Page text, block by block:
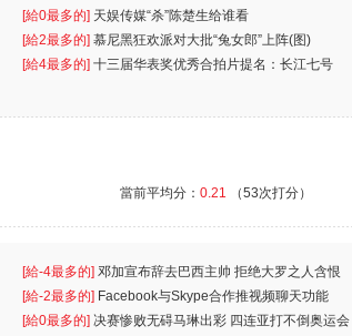
人
[給0最多的] 天娱传媒“杀”陈楚生给谁看
[給2最多的] 慕尼黑狂欢派对大批“兔女郎”上阵(图)
[給4最多的] 十三届华表奖优秀合拍片提名：长江七号
當前平均分： 0.21 （53次打分）
[給-4最多的] 邓加宣布辞去巴西主帅 拒绝大罗之人含恨
离
[給-2最多的] Facebook与Skype合作推视频聊天功能
[給0最多的] 决赛惨败无碍马琳出彩 四连亚打不倒奥运会